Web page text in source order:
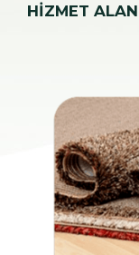
HİZMET